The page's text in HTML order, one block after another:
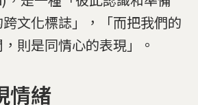
文化標誌」，「而把我們的
則是同情心的表現」。
情緒